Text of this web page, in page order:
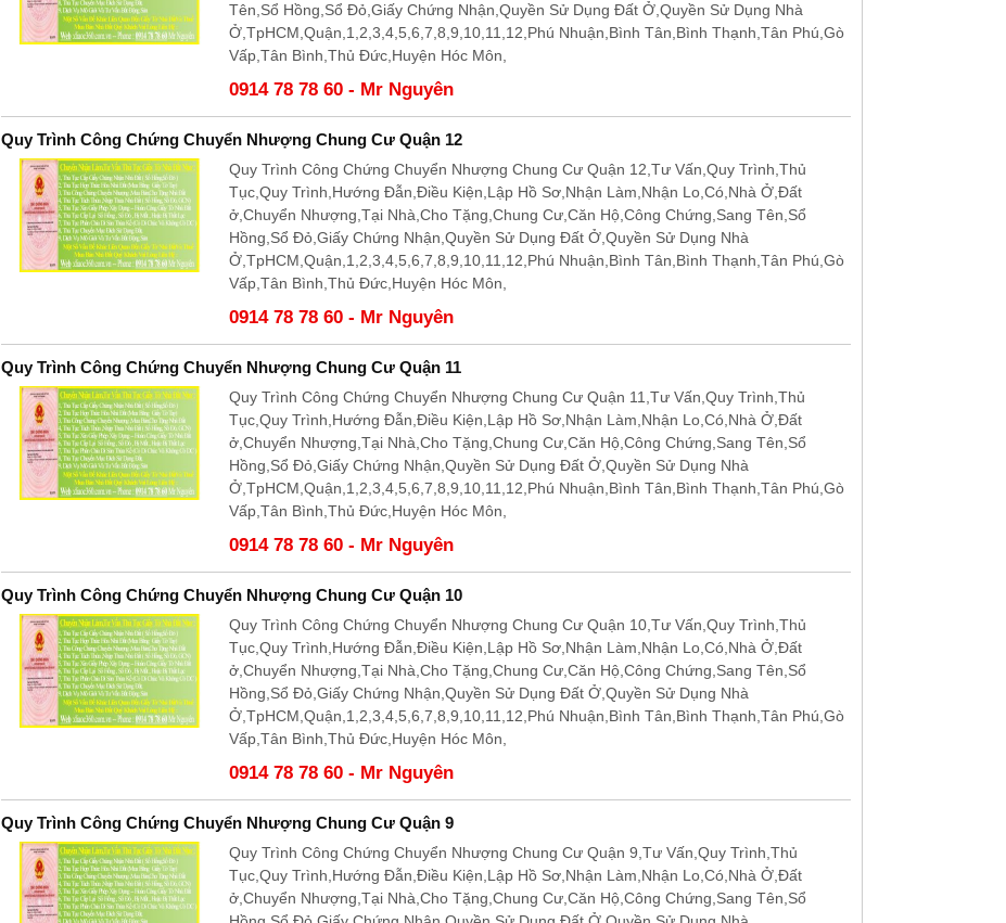
Tên,Sổ Hồng,Sổ Đỏ,Giấy Chứng Nhận,Quyền Sử Dụng Đất Ở,Quyền Sử Dụng Nhà
Ở,TpHCM,Quận,1,2,3,4,5,6,7,8,9,10,11,12,Phú Nhuận,Bình Tân,Bình Thạnh,Tân Phú,Gò
Vấp,Tân Bình,Thủ Đức,Huyện Hóc Môn,
0914 78 78 60 - Mr Nguyên
Quy Trình Công Chứng Chuyển Nhượng Chung Cư Quận 12
Quy Trình Công Chứng Chuyển Nhượng Chung Cư Quận 12,Tư Vấn,Quy Trình,Thủ
Tục,Quy Trình,Hướng Đẫn,Điều Kiện,Lập Hồ Sơ,Nhận Làm,Nhận Lo,Có,Nhà Ở,Đất
ở,Chuyển Nhượng,Tại Nhà,Cho Tặng,Chung Cư,Căn Hộ,Công Chứng,Sang Tên,Sổ
Hồng,Sổ Đỏ,Giấy Chứng Nhận,Quyền Sử Dụng Đất Ở,Quyền Sử Dụng Nhà
Ở,TpHCM,Quận,1,2,3,4,5,6,7,8,9,10,11,12,Phú Nhuận,Bình Tân,Bình Thạnh,Tân Phú,Gò
Vấp,Tân Bình,Thủ Đức,Huyện Hóc Môn,
0914 78 78 60 - Mr Nguyên
Quy Trình Công Chứng Chuyển Nhượng Chung Cư Quận 11
Quy Trình Công Chứng Chuyển Nhượng Chung Cư Quận 11,Tư Vấn,Quy Trình,Thủ
Tục,Quy Trình,Hướng Đẫn,Điều Kiện,Lập Hồ Sơ,Nhận Làm,Nhận Lo,Có,Nhà Ở,Đất
ở,Chuyển Nhượng,Tại Nhà,Cho Tặng,Chung Cư,Căn Hộ,Công Chứng,Sang Tên,Sổ
Hồng,Sổ Đỏ,Giấy Chứng Nhận,Quyền Sử Dụng Đất Ở,Quyền Sử Dụng Nhà
Ở,TpHCM,Quận,1,2,3,4,5,6,7,8,9,10,11,12,Phú Nhuận,Bình Tân,Bình Thạnh,Tân Phú,Gò
Vấp,Tân Bình,Thủ Đức,Huyện Hóc Môn,
0914 78 78 60 - Mr Nguyên
Quy Trình Công Chứng Chuyển Nhượng Chung Cư Quận 10
Quy Trình Công Chứng Chuyển Nhượng Chung Cư Quận 10,Tư Vấn,Quy Trình,Thủ
Tục,Quy Trình,Hướng Đẫn,Điều Kiện,Lập Hồ Sơ,Nhận Làm,Nhận Lo,Có,Nhà Ở,Đất
ở,Chuyển Nhượng,Tại Nhà,Cho Tặng,Chung Cư,Căn Hộ,Công Chứng,Sang Tên,Sổ
Hồng,Sổ Đỏ,Giấy Chứng Nhận,Quyền Sử Dụng Đất Ở,Quyền Sử Dụng Nhà
Ở,TpHCM,Quận,1,2,3,4,5,6,7,8,9,10,11,12,Phú Nhuận,Bình Tân,Bình Thạnh,Tân Phú,Gò
Vấp,Tân Bình,Thủ Đức,Huyện Hóc Môn,
0914 78 78 60 - Mr Nguyên
Quy Trình Công Chứng Chuyển Nhượng Chung Cư Quận 9
Quy Trình Công Chứng Chuyển Nhượng Chung Cư Quận 9,Tư Vấn,Quy Trình,Thủ
Tục,Quy Trình,Hướng Đẫn,Điều Kiện,Lập Hồ Sơ,Nhận Làm,Nhận Lo,Có,Nhà Ở,Đất
ở,Chuyển Nhượng,Tại Nhà,Cho Tặng,Chung Cư,Căn Hộ,Công Chứng,Sang Tên,Sổ